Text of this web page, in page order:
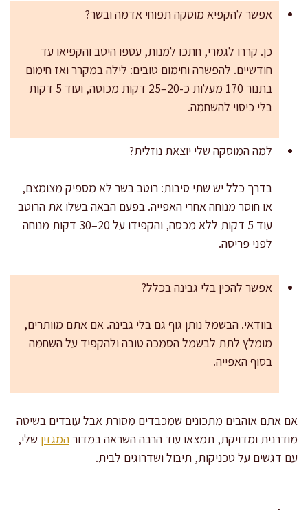
אפשר להקפיא מוסקה תפוחי אדמה ובשר?
כן. קררו לגמרי, חתכו למנות, עטפו היטב והקפיאו עד
חודשיים. להפשרה וחימום טובים: לילה במקרר ואז חימום
בתנור 170 מעלות כ-20–25 דקות מכוסה, ועוד 5 דקות
בלי כיסוי להשחמה.
למה המוסקה שלי יוצאת נוזלית?
בדרך כלל יש שתי סיבות: רוטב בשר לא מספיק מצומצם,
או חוסר מנוחה אחרי האפייה. בפעם הבאה בשלו את הרוטב
עוד 5 דקות ללא מכסה, והקפידו על 20–30 דקות מנוחה
לפני פריסה.
אפשר להכין בלי גבינה בכלל?
בוודאי. הבשמל נותן גוף גם בלי גבינה. אם אתם מוותרים,
מומלץ לתת לבשמל הסמכה טובה ולהקפיד על השחמה
בסוף האפייה.
אם אתם אוהבים מתכונים שמכבדים מסורת אבל עובדים בשיטה
מודרנית ומדויקת, תמצאו עוד הרבה השראה במדורהמגזין שלי,
עם דגשים על טכניקות, תיבול ושדרוגים לבית.